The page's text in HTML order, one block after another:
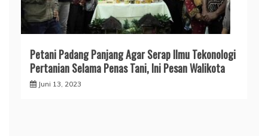
Petani Padang Panjang Agar Serap Ilmu Tekonologi
Pertanian Selama Penas Tani, Ini Pesan Walikota
Juni 13, 2023